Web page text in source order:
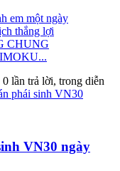
em một ngày
thắng lợi
CHUNG
0 lần trả lời, trong diễn
phái sinh VN30
VN30 ngày